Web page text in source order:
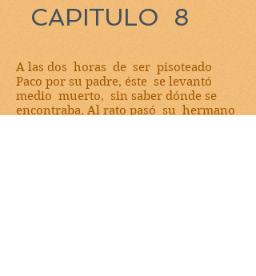
CAPITULO 8
A las dos horas de ser pisoteado
Paco por su padre, éste se levantó
medio muerto, sin saber dónde se
encontraba. Al rato pasó su hermano